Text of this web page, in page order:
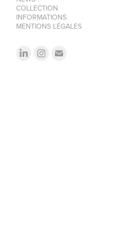
COLLECTION
INFORMATIONS
MENTIONS LÉGALES